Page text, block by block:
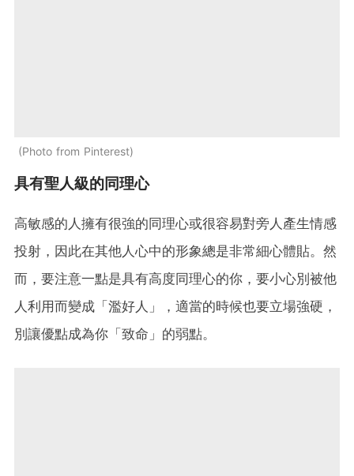
Photo from Pinterest
具有聖人級的同理心
高敏感的人擁有很強的同理心或很容易對旁人產生情感
投射，因此在其他人心中的形象總是非常細心體貼。然
而，要注意一點是具有高度同理心的你，要小心別被他
人利用而變成「濫好人」，適當的時候也要立場強硬，
別讓優點成為你「致命」的弱點。